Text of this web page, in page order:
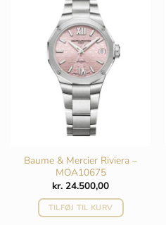
Baume & Mercier Riviera –
MOA10675
kr. 24.500,00
TILFØJ TIL KURV